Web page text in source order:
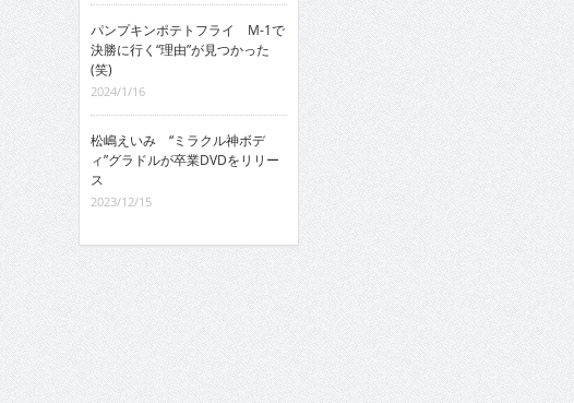
パンプキンポテトフライ M-1で
決勝に行く“理由”が見つかった
(笑)
2024/1/16
松嶋えいみ “ミラクル神ボデ
ィ”グラドルが卒業DVDをリリー
ス
2023/12/15